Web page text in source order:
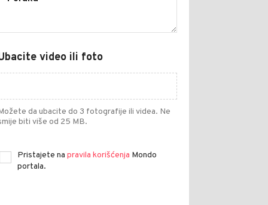
video ili foto
da ubacite do 3 fotografije ili videa. Ne
biti više od 25 MB.
Pristajete na pravila korišćenja Mondo
portala.